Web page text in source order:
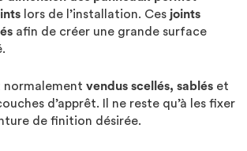
lors de l’installation. Ces joints
afin de créer une grande surface
normalement vendus scellés, sablés et
d’apprêt. Il ne reste qu’à les fixer
de finition désirée.